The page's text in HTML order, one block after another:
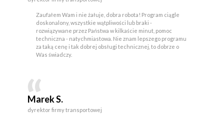
Zaufałem Wam i nie żałuje, dobra robota! Program ciągle
doskonalony, wszystkie wątpliwości lub braki -
rozwiązywane przez Państwa w kilkaście minut, pomoc
techniczna - natychmiastowa. Nie znam lepszego programu
za taką cenę i tak dobrej obsługi technicznej, to dobrze o
Was świadczy.
Marek S.
dyrektor firmy transportowej